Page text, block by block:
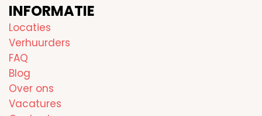
INFORMATIE
Locaties
Verhuurders
FAQ
Blog
Over ons
Vacatures